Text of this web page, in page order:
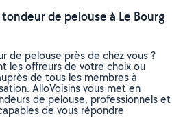
de pelouse à Le Bourg
de pelouse près de chez vous ?
les offreurs de votre choix ou
de tous les membres à
AlloVoisins vous met en
de pelouse, professionnels et
de vous répondre